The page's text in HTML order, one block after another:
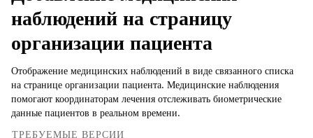
наблюдений на страницу
организации пациента
Отображение медицинских наблюдений в виде связанного списка
на странице организации пациента. Медицинские наблюдения
помогают координаторам лечения отслеживать биометрические
данные пациентов в реальном времени.
ТРЕБУЕМЫЕ ВЕРСИИ